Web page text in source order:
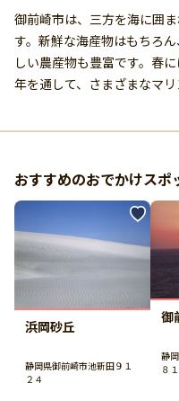
御前崎市は、三方を海に囲
す。新鮮な海産物はもちろ
しい農産物も豊富です。春
年を通して、さまざまなマリ
おすすめのおでかけスポ
浜岡砂丘
静岡県御前崎市池新田９１
２４
御
静
８１